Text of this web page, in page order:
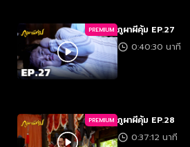
PREMIUM ภูผาผีคุ้ม EP.27
0:40:30 นาที
PREMIUM ภูผาผีคุ้ม EP.28
0:37:12 นาที